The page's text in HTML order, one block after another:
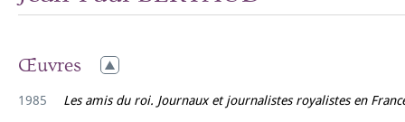
Œuvres
1985 Les amis du roi. Journaux et journalistes royalistes en